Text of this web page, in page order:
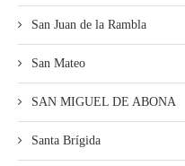
San Juan de la Rambla
San Mateo
SAN MIGUEL DE ABONA
Santa Brígida